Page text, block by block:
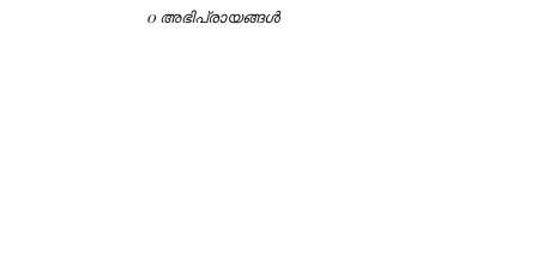
0 അഭിപ്രായങ്ങള്‍